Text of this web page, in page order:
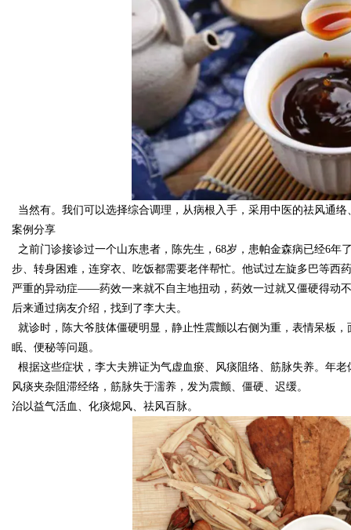
d
当然有。我们可以选择综合调理，从病根入手，采用中医的祛风通
案例分享
之前门诊接诊过一个山东患者，陈先生，68岁，患帕金森病已经6
步、转身困难，连穿衣、吃饭都需要老伴帮忙。他试过左旋多巴等西
严重的异动症——药效一来就不自主地扭动，药效一过就又僵硬得动
后来通过病友介绍，找到了李大夫。
就诊时，陈大爷肢体僵硬明显，静止性震颤以右侧为重，表情呆板
眠、便秘等问题。
根据这些症状，李大夫辨证为气虚血瘀、风痰阻络、筋脉失养。年
风痰夹杂阻滞经络，筋脉失于濡养，发为震颤、僵硬、迟缓。
治以益气活血、化痰熄风、祛风百脉。